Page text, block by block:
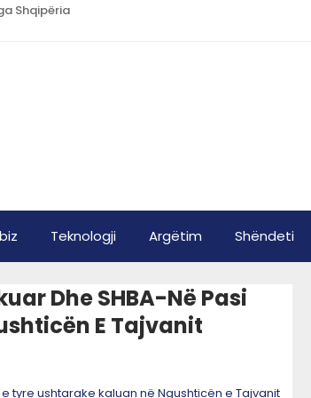
Shqipëria
Teknologji Argëtim Shëndeti
Dhe SHBA-Në Pasi
E Tajvanit